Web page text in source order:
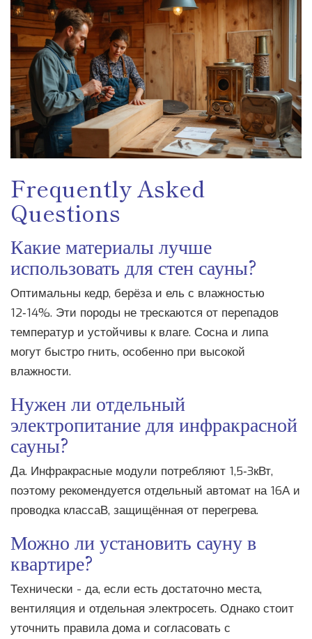
Frequently Asked
Questions
Какие материалы лучше
использовать для стен сауны?
Оптимальны кедр, берёза и ель с влажностью
12‑14%. Эти породы не трескаются от перепадов
температур и устойчивы к влаге. Сосна и липа
могут быстро гнить, особенно при высокой
влажности.
Нужен ли отдельный
электропитание для инфракрасной
сауны?
Да. Инфракрасные модули потребляют 1,5‑3кВт,
поэтому рекомендуется отдельный автомат на 16А и
проводка классаВ, защищённая от перегрева.
Можно ли установить сауну в
квартире?
Технически - да, если есть достаточно места,
вентиляция и отдельная электросеть. Однако стоит
уточнить правила дома и согласовать с